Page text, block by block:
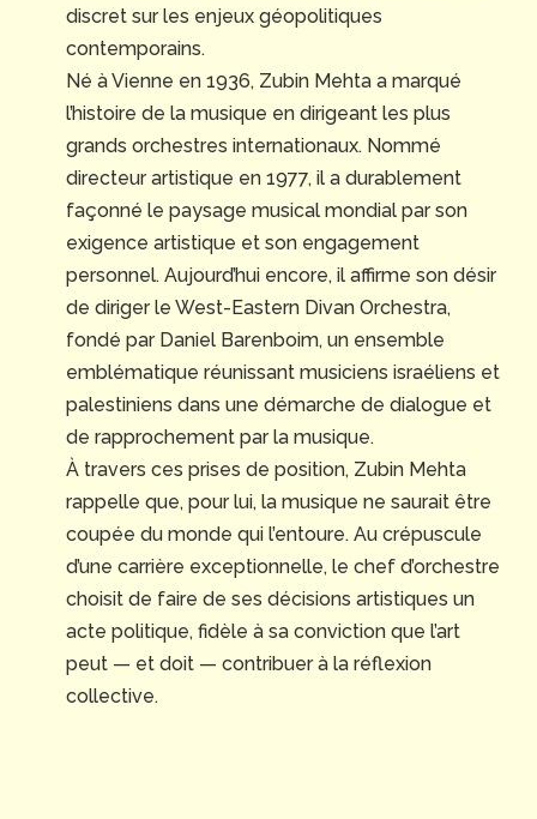
discret sur les enjeux géopolitiques
contemporains.
Né à Vienne en 1936, Zubin Mehta a marqué
l’histoire de la musique en dirigeant les plus
grands orchestres internationaux. Nommé
directeur artistique en 1977, il a durablement
façonné le paysage musical mondial par son
exigence artistique et son engagement
personnel. Aujourd’hui encore, il affirme son désir
de diriger le West-Eastern Divan Orchestra,
fondé par Daniel Barenboim, un ensemble
emblématique réunissant musiciens israéliens et
palestiniens dans une démarche de dialogue et
de rapprochement par la musique.
À travers ces prises de position, Zubin Mehta
rappelle que, pour lui, la musique ne saurait être
coupée du monde qui l’entoure. Au crépuscule
d’une carrière exceptionnelle, le chef d’orchestre
choisit de faire de ses décisions artistiques un
acte politique, fidèle à sa conviction que l’art
peut — et doit — contribuer à la réflexion
collective.